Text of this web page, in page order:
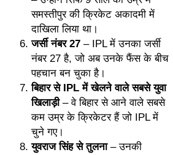
समस्तीपुर की क्रिकेट अकादमी में
दाखिला लिया था।
जर्सी नंबर 27 – IPL में उनका जर्सी
नंबर 27 है, जो अब उनके फैंस के बीच
पहचान बन चुका है।
बिहार से IPL में खेलने वाले सबसे युवा
खिलाड़ी– वे बिहार से आने वाले सबसे
कम उम्र के क्रिकेटर हैं जो IPL में
चुने गए।
युवराज सिंह से तुलना– उनकी